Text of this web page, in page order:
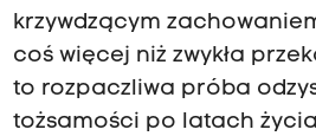
krzywdzącym
coś więcej niż zwykła
to rozpaczliwa próba
tożsamości po latach